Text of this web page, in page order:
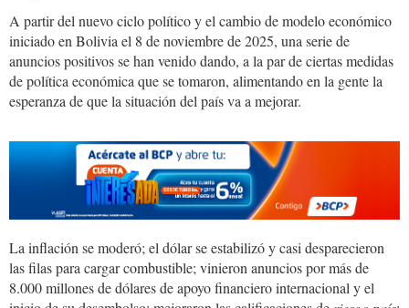
A partir del nuevo ciclo político y el cambio de modelo económico
iniciado en Bolivia el 8 de noviembre de 2025, una serie de
anuncios positivos se han venido dando, a la par de ciertas medidas
de política económica que se tomaron, alimentando en la gente la
esperanza de que la situación del país va a mejorar.
La inflación se moderó; el dólar se estabilizó y casi desparecieron
las filas para cargar combustible; vinieron anuncios por más de
8.000 millones de dólares de apoyo financiero internacional y el